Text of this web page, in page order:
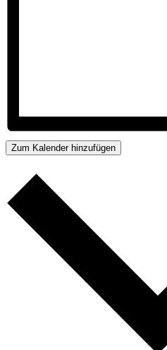
Zum Kalender hinzufügen